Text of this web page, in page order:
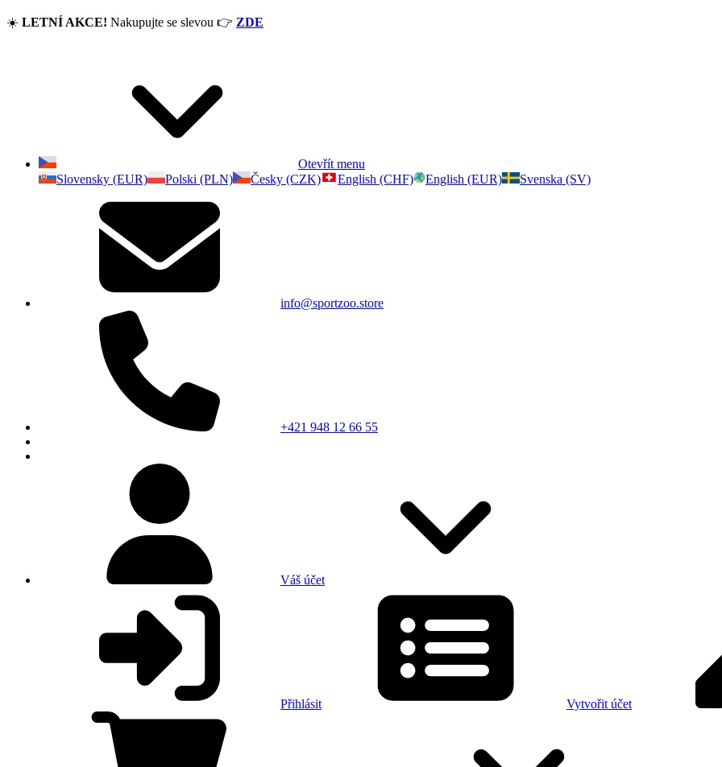
☀️ LETNÍ AKCE! Nakupujte se slevou 👉 ZDE
Otevřít menu
Slovensky (EUR)
Polski (PLN) Česky (CZK) English (CHF) English (EUR) Svenska (SV)
info@sportzoo.store
+421 948 12 66 55
Váš účet
Přihlásit Vytvořit účet